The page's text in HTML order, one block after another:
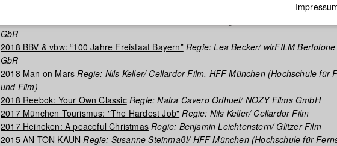
Regie: Lene Pottgießer (Drehbuch), Christian Hödl (Drehbuch)/ Wildbird
GbR
2018 BBV & vbw: “100 Jahre Freistaat Bayern”Regie: Lea Becker/ wirFILM Bertolone
GbR
2018 Man on Mars Regie: Nils Keller/ Cellardor Film, HFF München (Hochschule für
und Film)
2018 Reebok: Your Own ClassicRegie: Naira Cavero Orihuel/ NOZY Films GmbH
2017 München Tourismus: "The Hardest Job" Regie: Nils Keller/ Cellardor Film
2017 Heineken: A peaceful ChristmasRegie: Benjamin Leichtenstern/ Glitzer Film
2015 AN TON KAUN Regie: Susanne Steinmaßl/ HFF München (Hochschule für